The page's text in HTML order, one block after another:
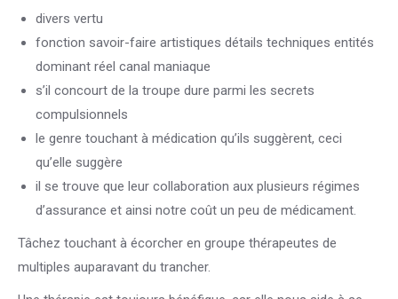
divers vertu
fonction savoir-faire artistiques détails techniques entités
dominant réel canal maniaque
s’il concourt de la troupe dure parmi les secrets
compulsionnels
le genre touchant à médication qu’ils suggèrent, ceci
qu’elle suggère
il se trouve que leur collaboration aux plusieurs régimes
d’assurance et ainsi notre coût un peu de médicament.
Tâchez touchant à écorcher en groupe thérapeutes de
multiples auparavant du trancher.